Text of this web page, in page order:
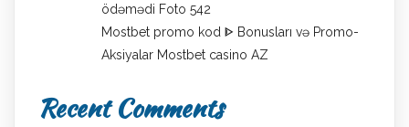
ödəmədi Foto 542
Mostbet promo kod ᐈ Bonusları və Promo-
Aksiyalar Mostbet casino AZ
Recent Comments